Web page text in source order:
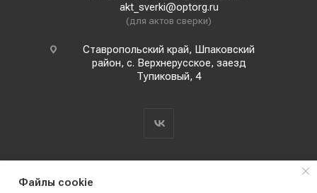
akt_sverki@optorg.ru
(для актов сверки)
Ставропольский край, Шпаковский
район, с. Верхнерусское, заезд
Тупиковый, 4
Файлы cookie